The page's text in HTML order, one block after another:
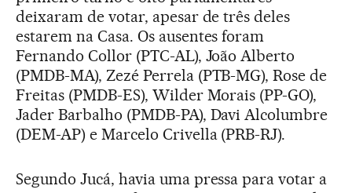
deixaram de votar, apesar de três deles
estarem na Casa. Os ausentes foram
Fernando Collor (PTC-AL), João Alberto
(PMDB-MA), Zezé Perrela (PTB-MG), Rose de
Freitas (PMDB-ES), Wilder Morais (PP-GO),
Jader Barbalho (PMDB-PA), Davi Alcolumbre
(DEM-AP) e Marcelo Crivella (PRB-RJ).
Segundo Jucá, havia uma pressa para votar a